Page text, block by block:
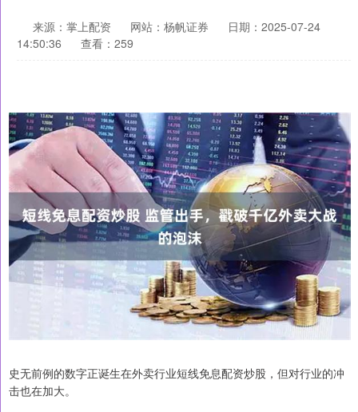
来源：掌上配资 网站：杨帆证券
日期：2025-07-24
14:50:36
查看：259
史无前例的数字正诞生在外卖行业短线免息配资炒股，但对行业的冲
击也在加大。